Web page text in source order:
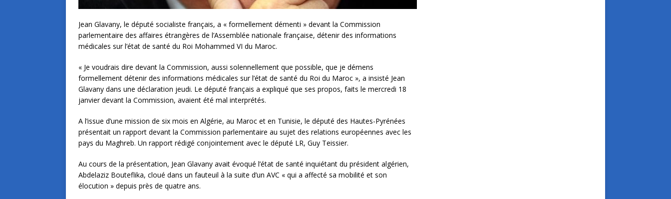
Jean Glavany, le député socialiste français, a « formellement démenti » devant la Commission
parlementaire des affaires étrangères de l’Assemblée nationale française, détenir des informations
médicales sur l’état de santé du Roi Mohammed VI du Maroc.
« Je voudrais dire devant la Commission, aussi solennellement que possible, que je démens
formellement détenir des informations médicales sur l’état de santé du Roi du Maroc », a insisté Jean
Glavany dans une déclaration jeudi. Le député français a expliqué que ses propos, faits le mercredi 18
janvier devant la Commission, avaient été mal interprétés.
A l’issue d’une mission de six mois en Algérie, au Maroc et en Tunisie, le député des Hautes-Pyrénées
présentait un rapport devant la Commission parlementaire au sujet des relations européennes avec les
pays du Maghreb. Un rapport rédigé conjointement avec le député LR, Guy Teissier.
Au cours de la présentation, Jean Glavany avait évoqué l’état de santé inquiétant du président algérien,
Abdelaziz Bouteflika, cloué dans un fauteuil à la suite d’un AVC « qui a affecté sa mobilité et son
élocution » depuis près de quatre ans.